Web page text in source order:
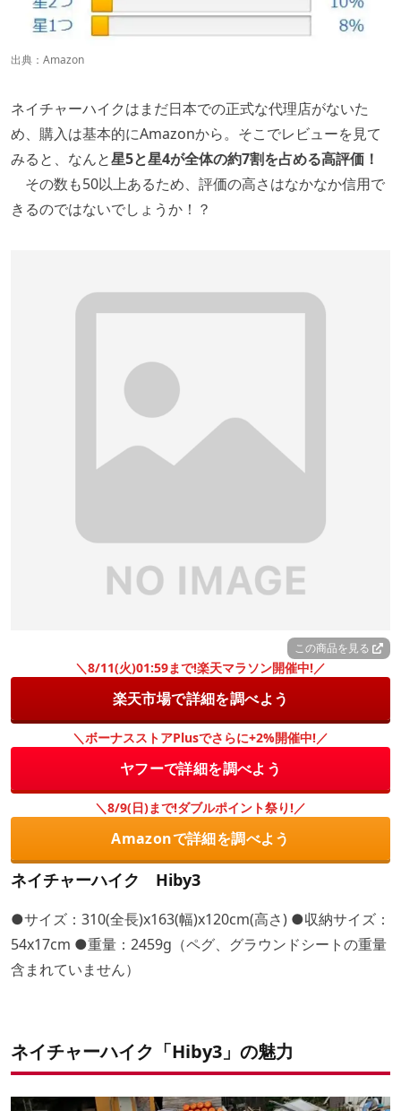
出典： Amazon
ネイチャーハイクはまだ日本での正式な代理店がないた
め、購入は基本的にAmazonから。そこでレビューを見て
みると、なんと星5と星4が全体の約7割を占める高評価！
その数も50以上あるため、評価の高さはなかなか信用で
きるのではないでしょうか！？
この商品を見る
＼8/11(火)01:59まで!楽天マラソン開催中!／
楽天市場で詳細を調べよう
＼ボーナスストアPlusでさらに+2%開催中!／
ヤフーで詳細を調べよう
＼8/9(日)まで!ダブルポイント祭り!／
Amazonで詳細を調べよう
ネイチャーハイク Hiby3
●サイズ：310(全長)x163(幅)x120cm(高さ) ●収納サイズ：
54x17cm ●重量：2459g（ペグ、グラウンドシートの重量
含まれていません）
ネイチャーハイク「Hiby3」の魅力